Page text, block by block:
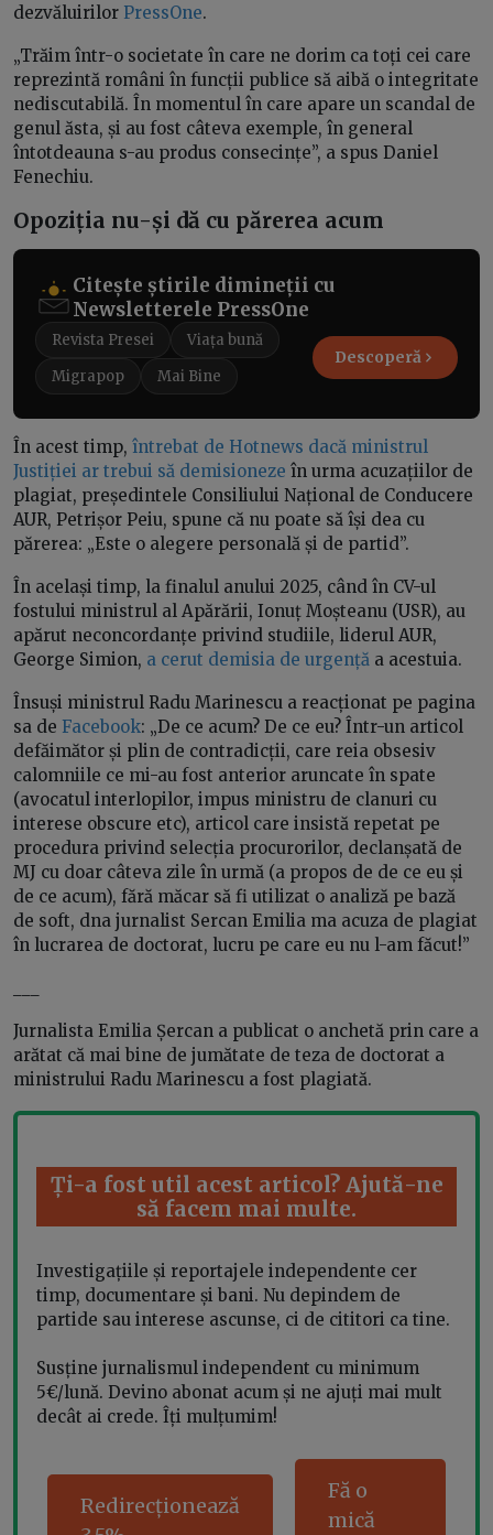
dezvăluirilor PressOne.
„Trăim într-o societate în care ne dorim ca toți cei care
reprezintă români în funcții publice să aibă o integritate
nediscutabilă. În momentul în care apare un scandal de
genul ăsta, și au fost câteva exemple, în general
întotdeauna s-au produs consecințe”, a spus Daniel
Fenechiu.
Opoziția nu-și dă cu părerea acum
Citește știrile dimineții cu
Newsletterele PressOne
Revista Presei
Viața bună
Migrapop
Mai Bine
Descoperă
În acest timp, întrebat de Hotnews dacă ministrul
Justiției ar trebui să demisioneze în urma acuzațiilor de
plagiat, președintele Consiliului Național de Conducere
AUR, Petrișor Peiu, spune că nu poate să își dea cu
părerea: „Este o alegere personală și de partid”.
În același timp, la finalul anului 2025, când în CV-ul
fostului ministrul al Apărării, Ionuț Moșteanu (USR), au
apărut neconcordanțe privind studiile, liderul AUR,
George Simion, a cerut demisia de urgență a acestuia.
Însuși ministrul Radu Marinescu a reacționat pe pagina
sa de Facebook: „De ce acum? De ce eu? Într-un articol
defăimător și plin de contradicții, care reia obsesiv
calomniile ce mi-au fost anterior aruncate în spate
(avocatul interlopilor, impus ministru de clanuri cu
interese obscure etc), articol care insistă repetat pe
procedura privind selecția procurorilor, declanșată de
MJ cu doar câteva zile în urmă (a propos de de ce eu și
de ce acum), fără măcar să fi utilizat o analiză pe bază
de soft, dna jurnalist Sercan Emilia ma acuza de plagiat
în lucrarea de doctorat, lucru pe care eu nu l-am făcut!”
Jurnalista Emilia Șercan a publicat o anchetă prin care a
arătat că mai bine de jumătate de teza de doctorat a
ministrului Radu Marinescu a fost plagiată.
Ți-a fost util acest articol? Ajută-ne
să facem mai multe.
Investigațiile și reportajele independente cer
timp, documentare și bani. Nu depindem de
partide sau interese ascunse, ci de cititori ca tine.
Susține jurnalismul independent cu minimum
5€/lună. Devino abonat acum și ne ajuți mai mult
decât ai crede. Îți mulțumim!
Redirecționează
Fă o
mică